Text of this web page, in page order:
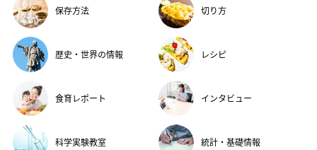
保存方法 切り方
歴史・世界の情報 レシピ
食育レポート インタビュー
科学実験教室 統計・基礎情報